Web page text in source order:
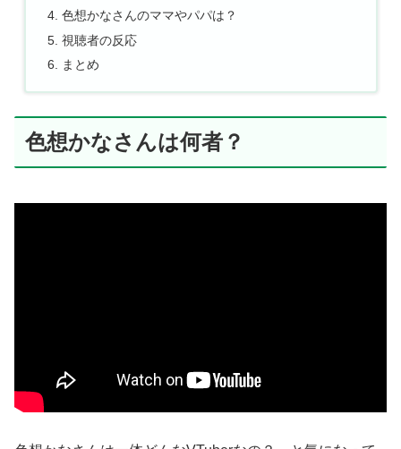
色想かなさんのママやパパは？
視聴者の反応
まとめ
色想かなさんは何者？